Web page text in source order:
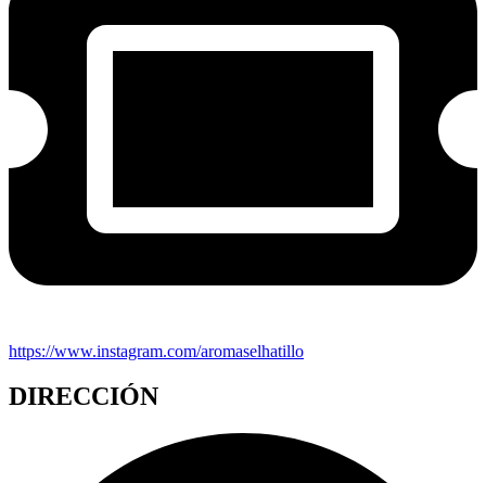
https://www.instagram.com/aromaselhatillo
DIRECCIÓN